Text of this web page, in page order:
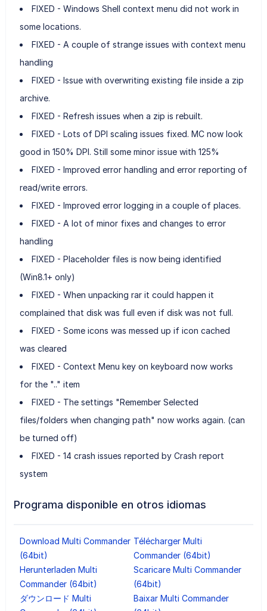
FIXED - Windows Shell context menu did not work in
some locations.
FIXED - A couple of strange issues with context menu
handling
FIXED - Issue with overwriting existing file inside a zip
archive.
FIXED - Refresh issues when a zip is rebuilt.
FIXED - Lots of DPI scaling issues fixed. MC now look
good in 150% DPI. Still some minor issue with 125%
FIXED - Improved error handling and error reporting of
read/write errors.
FIXED - Improved error logging in a couple of places.
FIXED - A lot of minor fixes and changes to error
handling
FIXED - Placeholder files is now being identified
(Win8.1+ only)
FIXED - When unpacking rar it could happen it
complained that disk was full even if disk was not full.
FIXED - Some icons was messed up if icon cached
was cleared
FIXED - Context Menu key on keyboard now works
for the ".." item
FIXED - The settings "Remember Selected
files/folders when changing path" now works again. (can
be turned off)
FIXED - 14 crash issues reported by Crash report
system
Programa disponible en otros idiomas
Download Multi Commander
(64bit)
Télécharger Multi
Commander (64bit)
Herunterladen Multi
Commander (64bit)
Scaricare Multi Commander
(64bit)
ダウンロード Multi
Baixar Multi Commander